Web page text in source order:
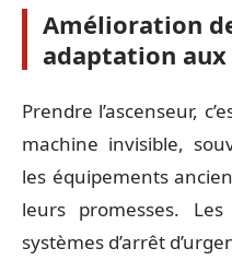
Amélioration
adaptation aux
Prendre l’ascenseur,
machine invisible,
les équipements
leurs promesses.
systèmes d’arrêt